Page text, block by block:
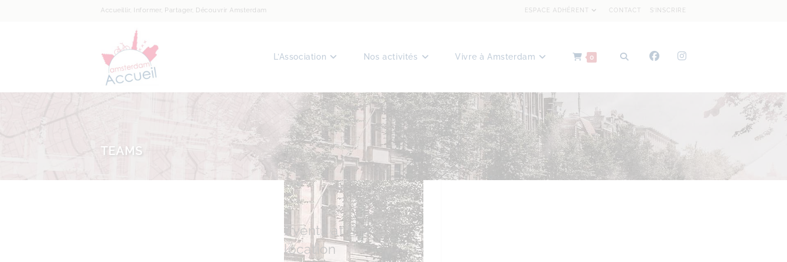
ESPACE ADHÉRENT CONTACT S’INSCRIRE
Accueillir, Informer, Partager, Découvrir Amsterdam
L’Association Nos activités Vivre à Amsterdam 0
TEAMS
Events at this
location